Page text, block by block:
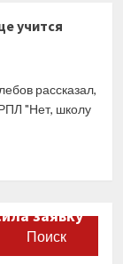
учится
рассказал,
"Нет, школу
заявку